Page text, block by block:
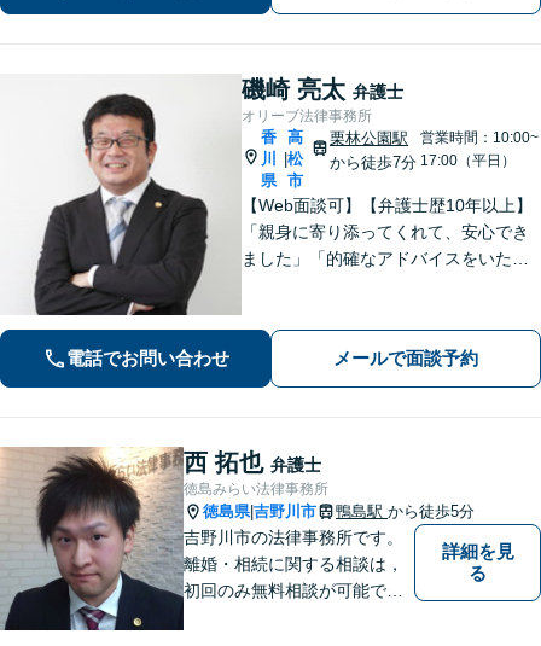
磯崎 亮太 弁護士
オリーブ法律事務所
香
川
県
|
高
松
市
栗林公園駅
から徒歩7分
営業時間：10:00~
17:00（平日）
【Web面談可】【弁護士歴10年以上】
「親身に寄り添ってくれて、安心でき
ました」「的確なアドバイスをいただ
い、解決の方針を考えてまいります
【栗林公園駅7分／駐車場あり】
電話でお問い合わせ メールで面談予約
西 拓也 弁護士
徳島みらい法律事務所
徳島県|吉野川市 鴨島駅 から徒歩5分
吉野川市の法律事務所です。
離婚・相続に関する相談は，
初回のみ無料相談が可能です
詳細を見
る